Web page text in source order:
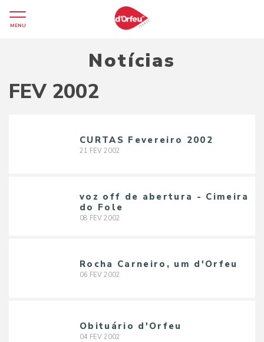
MENU
Notícias
FEV 2002
CURTAS Fevereiro 2002
21 FEV 2002
voz off de abertura - Cimeira
do Fole
08 FEV 2002
Rocha Carneiro, um d'Orfeu
06 FEV 2002
Obituário d'Orfeu
04 FEV 2002